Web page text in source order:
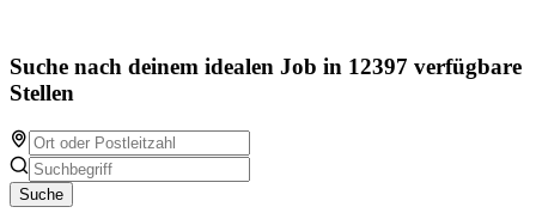
Suche nach deinem idealen Job in 12397 verfügbare
Stellen
Suche